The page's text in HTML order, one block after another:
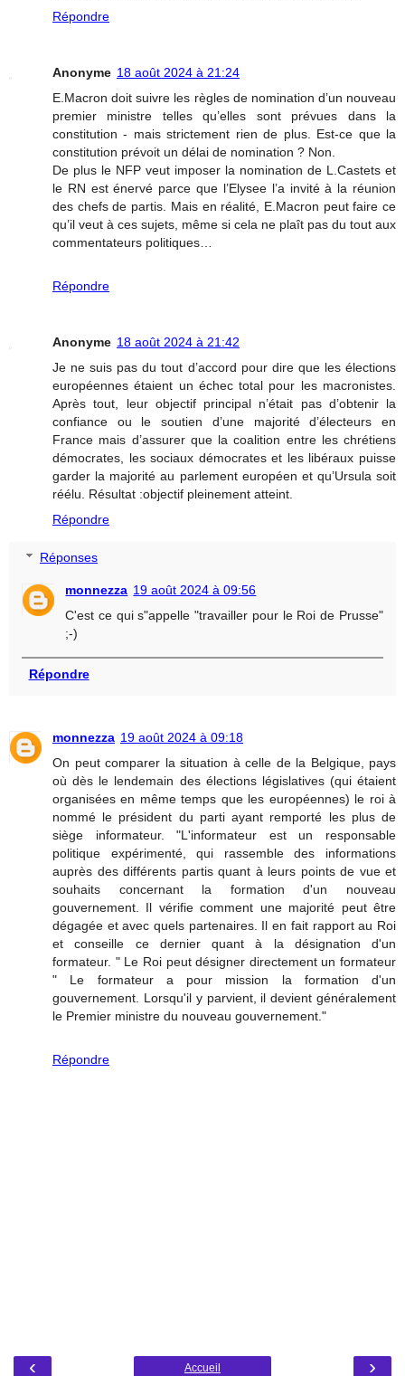
Répondre
Anonyme 18 août 2024 à 21:24
E.Macron doit suivre les règles de nomination d’un nouveau
premier ministre telles qu’elles sont prévues dans la
constitution - mais strictement rien de plus. Est-ce que la
constitution prévoit un délai de nomination ? Non.
De plus le NFP veut imposer la nomination de L.Castets et
le RN est énervé parce que l’Elysee l’a invité à la réunion
des chefs de partis. Mais en réalité, E.Macron peut faire ce
qu’il veut à ces sujets, même si cela ne plaît pas du tout aux
commentateurs politiques…
Répondre
Anonyme 18 août 2024 à 21:42
Je ne suis pas du tout d’accord pour dire que les élections
européennes étaient un échec total pour les macronistes.
Après tout, leur objectif principal n’était pas d’obtenir la
confiance ou le soutien d’une majorité d’électeurs en
France mais d’assurer que la coalition entre les chrétiens
démocrates, les sociaux démocrates et les libéraux puisse
garder la majorité au parlement européen et qu’Ursula soit
réélu. Résultat :objectif pleinement atteint.
Répondre
Réponses
monnezza 19 août 2024 à 09:56
C'est ce qui s"appelle "travailler pour le Roi de Prusse"
;-)
Répondre
monnezza 19 août 2024 à 09:18
On peut comparer la situation à celle de la Belgique, pays
où dès le lendemain des élections législatives (qui étaient
organisées en même temps que les européennes) le roi à
nommé le président du parti ayant remporté les plus de
siège informateur. "L'informateur est un responsable
politique expérimenté, qui rassemble des informations
auprès des différents partis quant à leurs points de vue et
souhaits concernant la formation d'un nouveau
gouvernement. Il vérifie comment une majorité peut être
dégagée et avec quels partenaires. Il en fait rapport au Roi
et conseille ce dernier quant à la désignation d'un
formateur. " Le Roi peut désigner directement un formateur
" Le formateur a pour mission la formation d'un
gouvernement. Lorsqu'il y parvient, il devient généralement
le Premier ministre du nouveau gouvernement."
Répondre
‹ ›
Accueil